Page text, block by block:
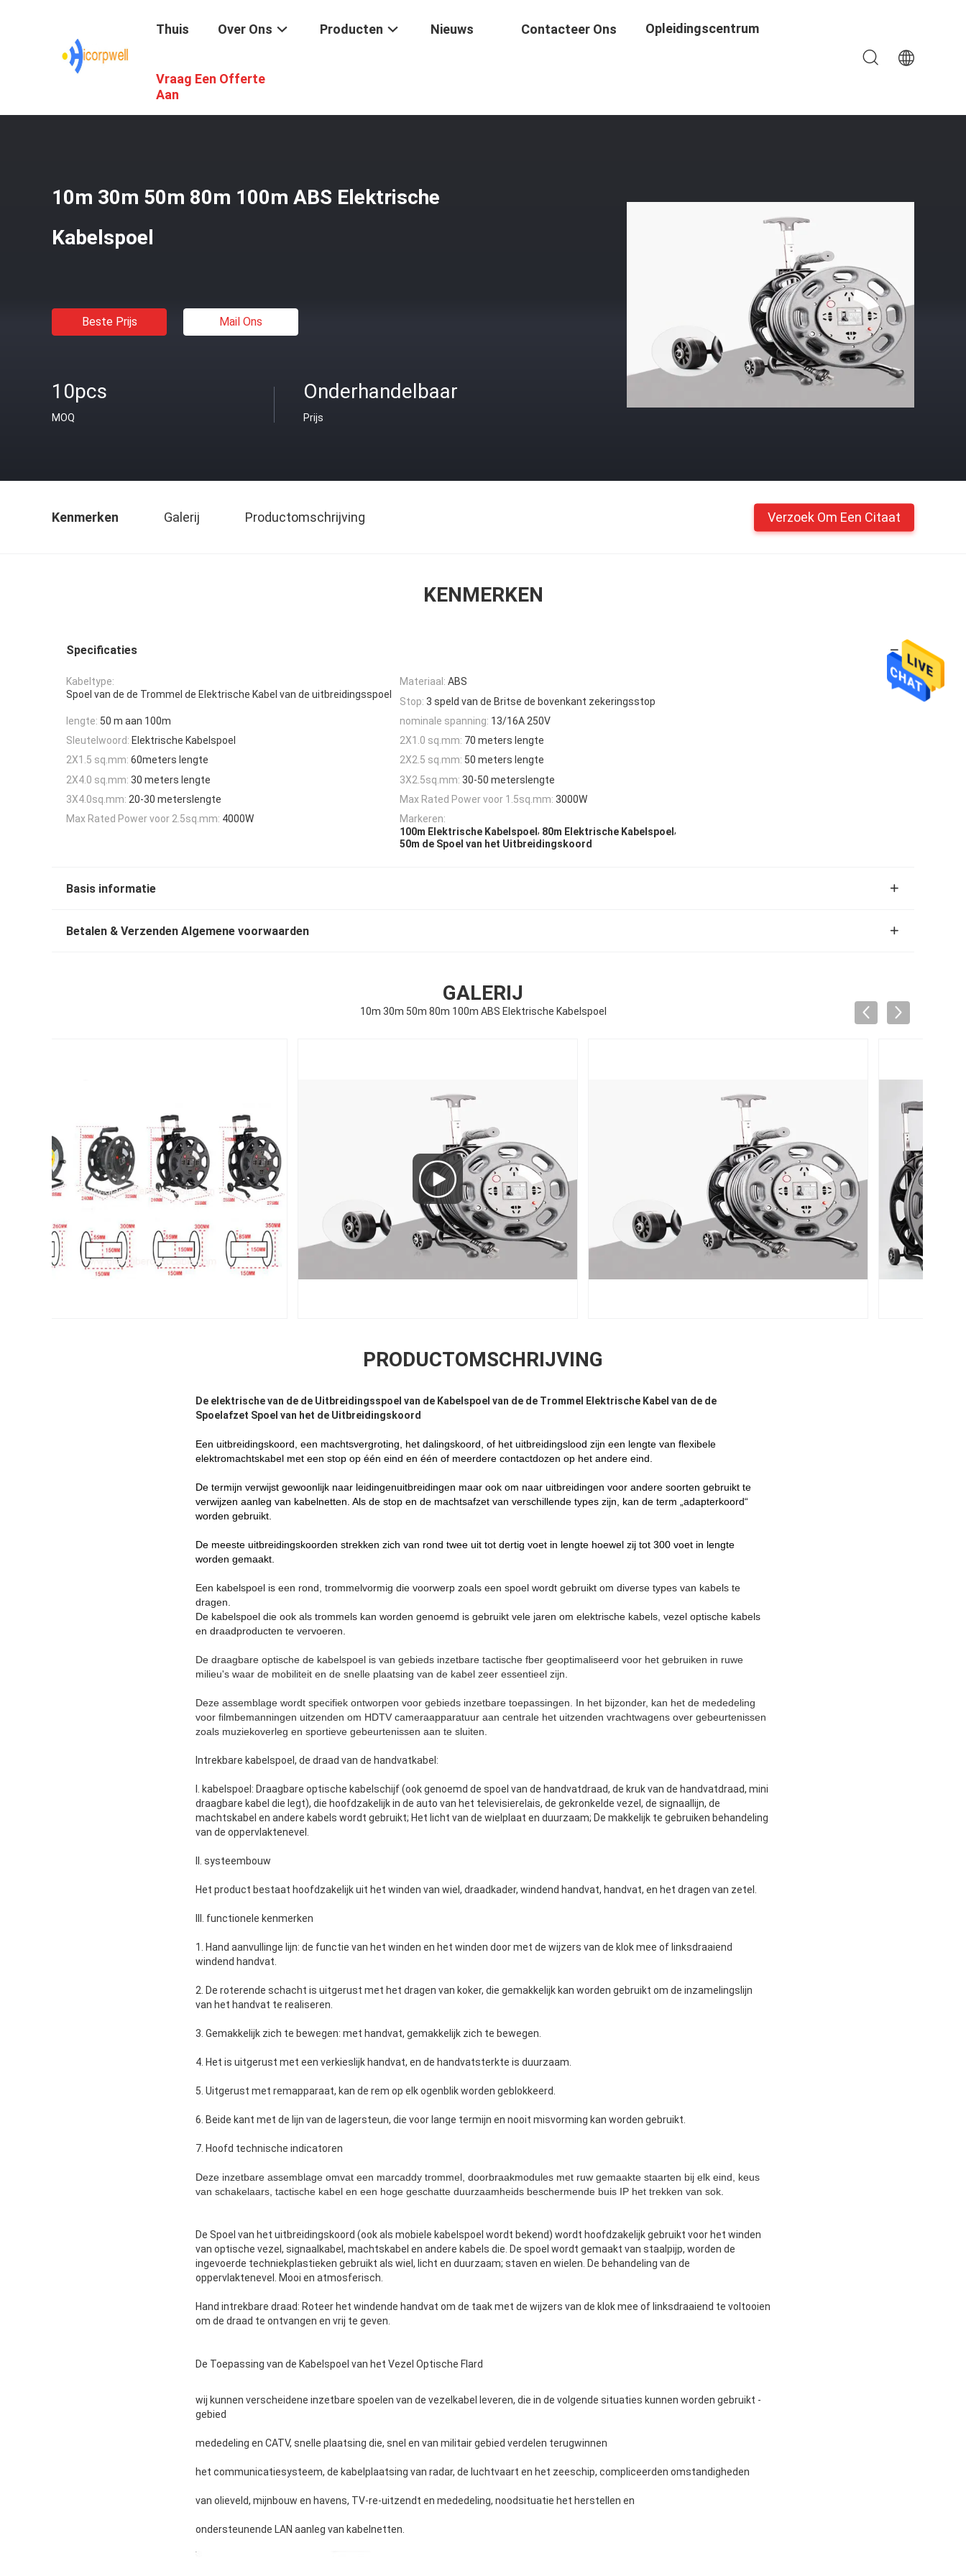
Thuis Over Ons Producten Nieuws Contacteer Ons Opleidingscentrum
Vraag Een Offerte
Aan
De Kabel Van HDMI AOC /
10m 30m 50m 80m 100m ABS Elektrische
Kabelspoel
Beste Prijs Mail Ons
10pcs
MOQ
Onderhandelbaar
Prijs
Kenmerken Galerij Productomschrijving Verzoek Om Een Citaat
KENMERKEN
Specificaties
Kabeltype:
Spoel van de de Trommel de Elektrische Kabel van de uitbreidingsspoel
Materiaal: ABS
Stop: 3 speld van de Britse de bovenkant zekeringsstop
lengte: 50 m aan 100m nominale spanning: 13/16A 250V
Sleutelwoord: Elektrische Kabelspoel 2X1.0 sq.mm: 70 meters lengte
2X1.5 sq.mm: 60meters lengte 2X2.5 sq.mm: 50 meters lengte
2X4.0 sq.mm: 30 meters lengte 3X2.5sq.mm: 30-50 meterslengte
3X4.0sq.mm: 20-30 meterslengte Max Rated Power voor 1.5sq.mm: 3000W
Max Rated Power voor 2.5sq.mm: 4000W
Markeren:
100m Elektrische Kabelspoel , 80m Elektrische Kabelspoel ,
50m de Spoel van het Uitbreidingskoord
Basis informatie
Betalen & Verzenden Algemene voorwaarden
GALERIJ
10m 30m 50m 80m 100m ABS Elektrische Kabelspoel
PRODUCTOMSCHRIJVING
De elektrische van de de Uitbreidingsspoel van de Kabelspoel van de de Trommel Elektrische Kabel van de de
Spoelafzet Spoel van het de Uitbreidingskoord
Een uitbreidingskoord, een machtsvergroting , het dalingskoord, of het uitbreidingslood zijn een lengte van flexibele
elektromachtskabel met een stop op één eind en één of meerdere contactdozen op het andere eind.
De termijn verwijst gewoonlijk naar leidingenuitbreidingen maar ook om naar uitbreidingen voor andere soorten gebruikt te
verwijzen aanleg van kabelnetten. Als de stop en de machtsafzet van verschillende types zijn, kan de term „adapterkoord“
worden gebruikt.
De meeste uitbreidingskoorden strekken zich van rond twee uit tot dertig voet in lengte hoewel zij tot 300 voet in lengte
worden gemaakt
Een kabelspoel is een rond, trommelvormig die voorwerp zoals een spoel wordt gebruikt om diverse types van kabels te
dragen.
De kabelspoel die ook als trommels kan worden genoemd is gebruikt vele jaren om elektrische kabels, vezel optische kabels
en draadproducten te vervoeren.
De draagbare optische de kabelspoel is van gebieds inzetbare tactische fber geoptimaliseerd voor het gebruiken in ruwe
milieu's waar de mobiliteit en de snelle plaatsing van de kabel zeer essentieel zijn.
Deze assemblage wordt specifiek ontworpen voor gebieds inzetbare toepassingen. In het bijzonder, kan het de mededeling
voor filmbemanningen uitzenden om HDTV cameraapparatuur aan centrale het uitzenden vrachtwagens over gebeurtenissen
zoals muziekoverleg en sportieve gebeurtenissen aan te sluiten.
Intrekbare kabelspoel, de draad van de handvatkabel:
I. kabelspoel: Draagbare optische kabelschijf (ook genoemd de spoel van de handvatdraad, de kruk van de handvatdraad, mini
draagbare kabel die legt), die hoofdzakelijk in de auto van het televisierelais, de gekronkelde vezel, de signaallijn, de
machtskabel en andere kabels wordt gebruikt; Het licht van de wielplaat en duurzaam; De makkelijk te gebruiken behandeling
van de oppervlaktenevel.
II. systeembouw
Het product bestaat hoofdzakelijk uit het winden van wiel, draadkader, windend handvat, handvat, en het dragen van zetel.
III. functionele kenmerken
1.
Hand aanvullinge lijn: de functie van het winden en het winden door met de wijzers van de klok mee of linksdraaiend
windend handvat.
2. De roterende schacht is uitgerust met het dragen van koker, die gemakkelijk kan worden gebruikt om de inzamelingslijn
van het handvat te realiseren.
3. Gemakkelijk zich te bewegen: met handvat, gemakkelijk zich te bewegen.
4. Het is uitgerust met een verkieslijk handvat, en de handvatsterkte is duurzaam.
5. Uitgerust met remapparaat, kan de rem op elk ogenblik worden geblokkeerd.
6. Beide kant met de lijn van de lagersteun, die voor lange termijn en nooit misvorming kan worden gebruikt.
7. Hoofd technische indicatoren
Deze inzetbare assemblage omvat een marcaddy trommel, doorbraakmodules met ruw gemaakte staarten bij elk eind, keus
van schakelaars, tactische kabel en een hoge geschatte duurzaamheids beschermende buis IP het trekken van sok.
De Spoel van het uitbreidingskoord (ook als mobiele kabelspoel wordt bekend) wordt hoofdzakelijk gebruikt voor het winden
van optische vezel, signaalkabel, machtskabel en andere kabels die. De spoel wordt gemaakt van staalpijp, worden de
ingevoerde techniekplastieken gebruikt als wiel, licht en duurzaam; staven en wielen. De behandeling van de
oppervlaktenevel. Mooi en atmosferisch.
Hand intrekbare draad: Roteer het windende handvat om de taak met de wijzers van de klok mee of linksdraaiend te voltooien
om de draad te ontvangen en vrij te geven.
De Toepassing van de Kabelspoel van het Vezel Optische Flard
wij kunnen verscheidene inzetbare spoelen van de vezelkabel leveren, die in de volgende situaties kunnen worden gebruikt -
gebied
mededeling en CATV, snelle plaatsing die, snel en van militair gebied verdelen terugwinnen
het communicatiesysteem, de kabelplaatsing van radar, de luchtvaart en het zeeschip, compliceerden omstandigheden
van olieveld, mijnbouw en havens, TV-re-uitzendt en mededeling, noodsituatie het herstellen en
ondersteunende LAN aanleg van kabelnetten.